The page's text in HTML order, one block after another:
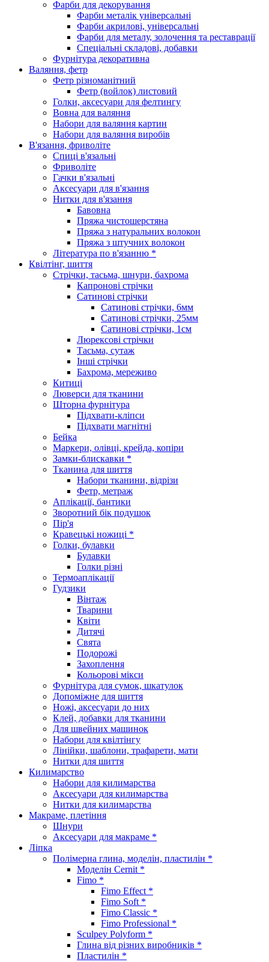
Фарби для декорування
Фарби металік універсальні
Фарби акрилові, універсальні
Фарби для металу, золочення та реставрації
Спеціальні складові, добавки
Фурнітура декоративна
Валяння, фетр
Фетр різноманітний
Фетр (войлок) листовий
Голки, аксесуари для фелтингу
Вовна для валяння
Набори для валяння картин
Набори для валяння виробів
В'язання, фриволіте
Спиці в'язальні
Фриволіте
Гачки в'язальні
Аксесуари для в'язання
Нитки для в'язання
Бавовна
Пряжа чистошерстяна
Пряжа з натуральних волокон
Пряжа з штучних волокон
Література по в'язанню *
Квілтінг, шиття
Стрічки, тасьма, шнури, бахрома
Капронові стрічки
Сатинові стрічки
Сатинові стрічки, 6мм
Сатинові стрічки, 25мм
Сатинові стрічки, 1см
Люрексові стрічки
Тасьма, сутаж
Інші стрічки
Бахрома, мереживо
Китиці
Люверси для тканини
Шторна фурнітура
Підхвати-кліпси
Підхвати магнітні
Бейка
Маркери, олівці, крейда, копіри
Замки-блискавки *
Тканина для шиття
Набори тканини, відрізи
Фетр, метраж
Аплікації, бантики
Зворотний бік подушок
Пір'я
Кравецькі ножиці *
Голки, булавки
Булавки
Голки різні
Термоаплікації
Гудзики
Вінтаж
Тварини
Квіти
Дитячі
Свята
Подорожі
Захоплення
Кольорові мікси
Фурнітура для сумок, шкатулок
Допоміжне для шиття
Ножі, аксесуари до них
Клей, добавки для тканини
Для швейних машинок
Набори для квілтінгу
Лінійки, шаблони, трафарети, мати
Нитки для шиття
Килимарство
Набори для килимарства
Аксесуари для килимарства
Нитки для килимарства
Макраме, плетіння
Шнури
Аксесуари для макраме *
Ліпка
Полімерна глина, моделін, пластилін *
Моделін Cernit *
Fimo *
Fimo Effect *
Fimo Soft *
Fimo Classic *
Fimo Professional *
Sculpey Polyform *
Глина від різних виробників *
Пластилін *